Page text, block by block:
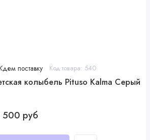
поставку Код товара: 540
колыбель Pituso Kalma Серый
500 руб